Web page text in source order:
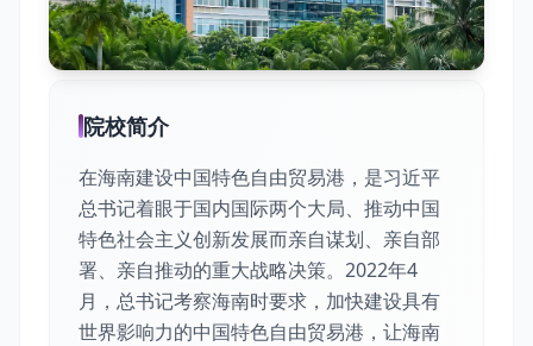
院校简介
在海南建设中国特色自由贸易港，是习近平
总书记着眼于国内国际两个大局、推动中国
特色社会主义创新发展而亲自谋划、亲自部
署、亲自推动的重大战略决策。2022年4
月，总书记考察海南时要求，加快建设具有
世界影响力的中国特色自由贸易港，让海南